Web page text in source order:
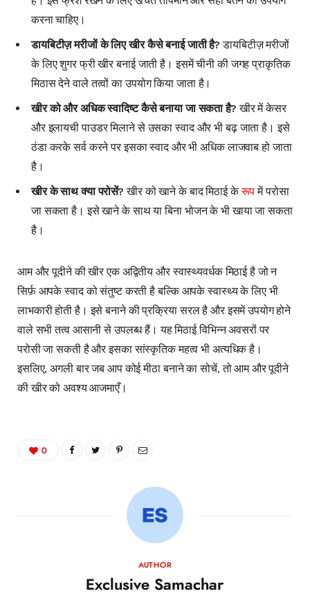
करना चाहिए।
डायबिटीज़ मरीजों के लिए खीर कैसे बनाई जाती है? डायबिटीज़ मरीजों
के लिए शुगर फ्री खीर बनाई जाती है। इसमें चीनी की जगह प्राकृतिक
मिठास देने वाले तत्वों का उपयोग किया जाता है।
खीर को और अधिक स्वादिष्ट कैसे बनाया जा सकता है? खीर में केसर
और इलायची पाउडर मिलाने से उसका स्वाद और भी बढ़ जाता है। इसे
ठंडा करके सर्व करने पर इसका स्वाद और भी अधिक लाजवाब हो जाता
है।
खीर के साथ क्या परोसें? खीर को खाने के बाद मिठाई केरूपमें परोसा
जा सकता है। इसे खाने के साथ या बिना भोजन के भी खाया जा सकता
है।
आम और पूदीने की खीर एक अद्वितीय और स्वास्थ्यवर्धक मिठाई है जो न
सिर्फ़ आपके स्वाद को संतुष्ट करती है बल्कि आपके स्वास्थ्य के लिए भी
लाभकारी होती है। इसे बनाने की प्रक्रिया सरल है और इसमें उपयोग होने
वाले सभी तत्व आसानी से उपलब्ध हैं। यह मिठाई विभिन्न अवसरों पर
परोसी जा सकती है और इसका सांस्कृतिक महत्व भी अत्यधिक है।
इसलिए, अगली बार जब आप कोई मीठा बनाने का सोचें, तो आम और पूदीने
की खीर को अवश्य आजमाएँ।
0
AUTHOR
Exclusive Samachar